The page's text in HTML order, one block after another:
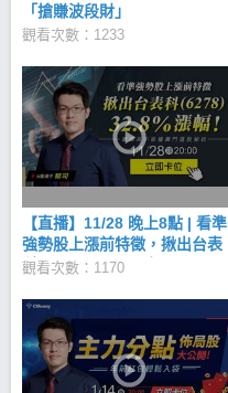
「搶賺波段財」
觀看次數：1233
【直播】11/28 晚上8點 | 看準
強勢股上漲前特徵，揪出台表
科(6278) 32.8%漲幅！
觀看次數：1170